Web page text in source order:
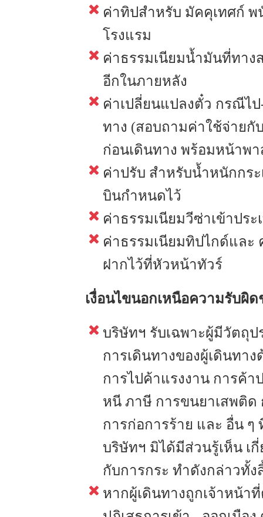
ค่าทิปสำหรับ มัคคุเทศก์ พ
โรงแรม
ค่าธรรมเนียมน้ำมันที่ทาง
อีกในภายหลัง
ค่าเปลี่ยนแปลงตั๋ว กรณีไ
ทาง (สอบถามค่าใช้จ่ายกั
ก่อนเดินทาง พร้อมหน้าพ
ค่าปรับ สำหรับน้ำหนักกร
บินกำหนดไว้
ค่าธรรมเนียมวีซ่าเข้าประ
ค่าธรรมเนียมทิปไกด์และ
ฝากไว้ที่หัวหน้าทัวร์
เงื่อนไขนอกเหนือความรับผิด
บริษัทฯ รับเฉพาะผู้มีวัตถุป
การเดินทางของผู้เดินทา
การไปค้าแรงงาน การค้
หนี ภาษี การขนยาเสพติด
การก่อการร้าย และ อื่น
บริษัทฯ มิได้มีส่วนรู้เห็น เ
กับการกระ ทำดังกล่าวทั้ง
หากผู้เดินทางถูกเจ้าหน้า